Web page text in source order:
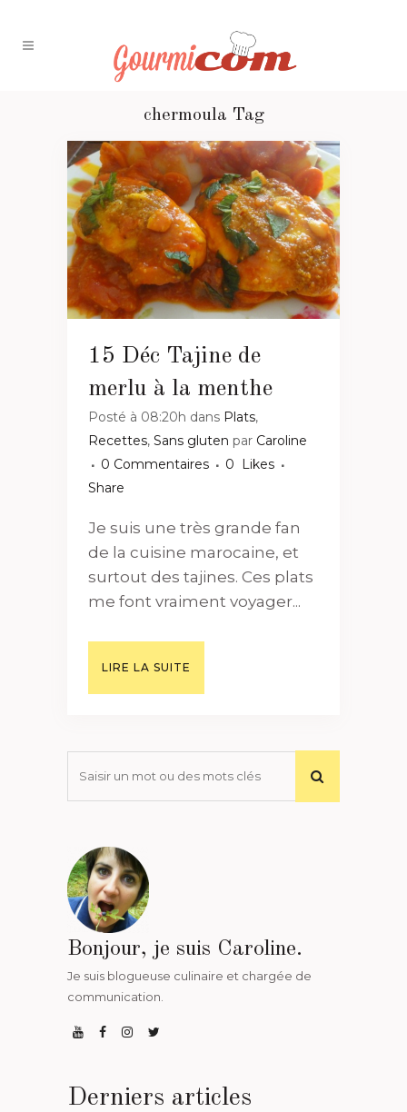
chermoula Tag
15 Déc Tajine de
merlu à la menthe
Posté à 08:20h dans Plats,
Recettes, Sans gluten par Caroline
0 Commentaires
0
Likes
Share
Je suis une très grande fan
de la cuisine marocaine, et
surtout des tajines. Ces plats
me font vraiment voyager...
LIRE LA SUITE
Bonjour, je suis Caroline.
Je suis blogueuse culinaire et chargée de
communication.
Derniers articles